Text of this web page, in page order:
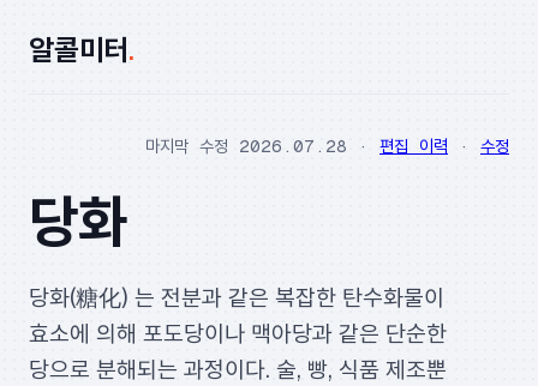
알콜미터 .
마지막 수정 2026.07.28 · 편집 이력 · 수정
당화
당화(糖化) 는 전분과 같은 복잡한 탄수화물이
효소에 의해 포도당이나 맥아당과 같은 단순한
당으로 분해되는 과정이다. 술, 빵, 식품 제조뿐